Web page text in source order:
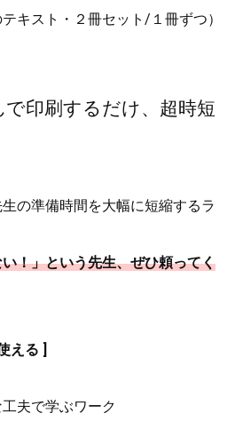
テキスト・２冊セット/１冊ずつ）
で印刷するだけ、超時短
の準備時間を大幅に短縮するラ
！」という先生、ぜひ頼ってく
える ]
夫で学ぶワーク